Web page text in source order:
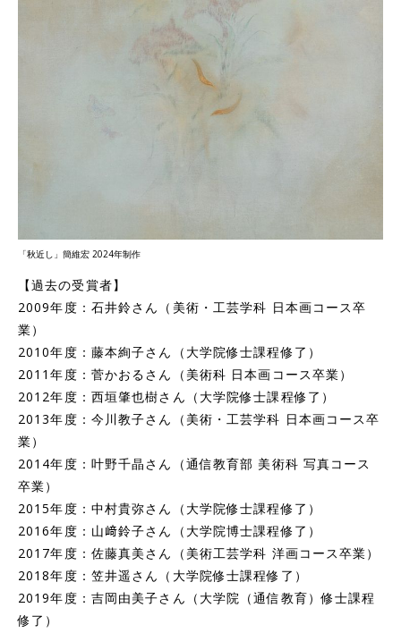
「秋近し」簡維宏 2024年制作
【過去の受賞者】
2009年度：石井鈴さん（美術・工芸学科 日本画コース卒
業）
2010年度：藤本絢子さん（大学院修士課程修了）
2011年度：菅かおるさん（美術科 日本画コース卒業）
2012年度：西垣肇也樹さん（大学院修士課程修了）
2013年度：今川教子さん（美術・工芸学科 日本画コース卒
業）
2014年度：叶野千晶さん（通信教育部 美術科 写真コース
卒業）
2015年度：中村貴弥さん（大学院修士課程修了）
2016年度：山﨑鈴子さん（大学院博士課程修了）
2017年度：佐藤真美さん（美術工芸学科 洋画コース卒業）
2018年度：笠井遥さん（大学院修士課程修了）
2019年度：吉岡由美子さん（大学院（通信教育）修士課程
修了）